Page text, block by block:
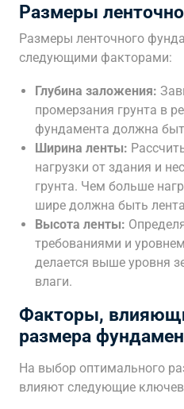
Размеры
Размеры ленточного
следующими факторами:
Глубина заложения:
промерзания грунта в
фундамента должна
Ширина ленты:
нагрузки от здания и
грунта. Чем больше
шире должна быть
Высота ленты:
требованиями и
делается выше уровня
влаги.
Факторы,
размера
На выбор оптимального
влияют следующие